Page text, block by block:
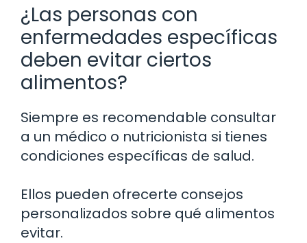
¿Las personas con
enfermedades específicas
deben evitar ciertos
alimentos?
Siempre es recomendable consultar
a un médico o nutricionista si tienes
condiciones específicas de salud.
Ellos pueden ofrecerte consejos
personalizados sobre qué alimentos
evitar.